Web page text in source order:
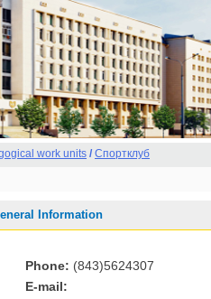
work units / Спортклуб
Information
Phone: (843)5624307
E-mail: